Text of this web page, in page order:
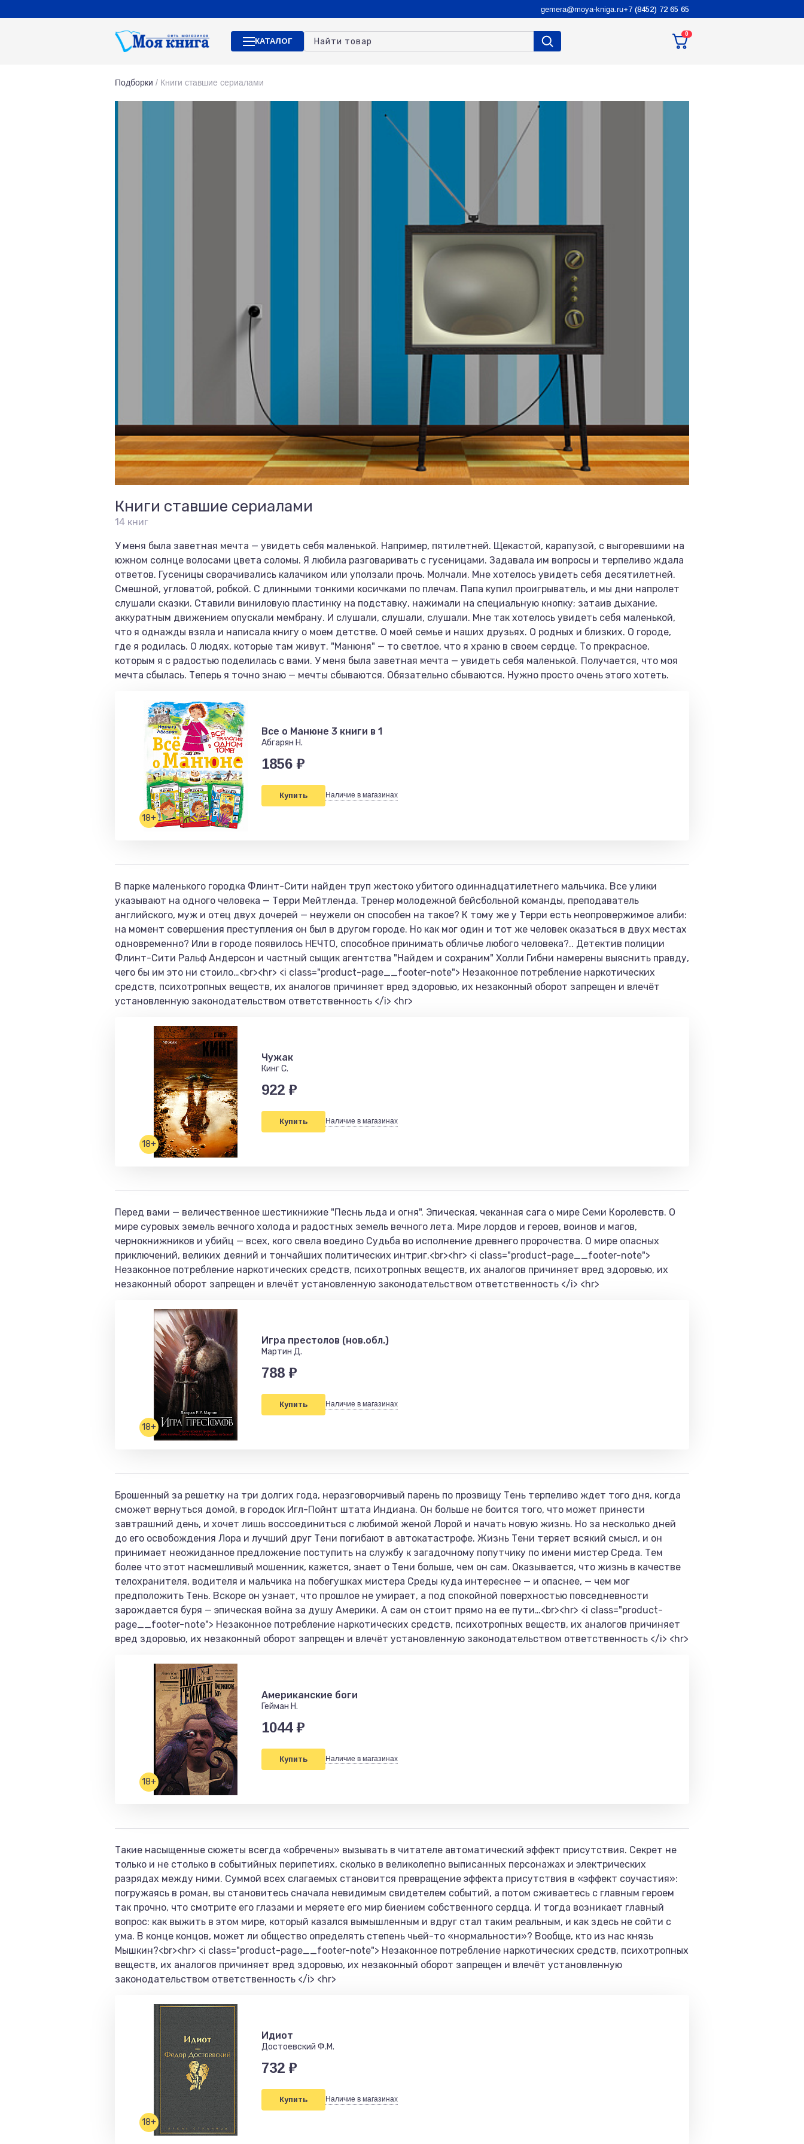
gemera@moya-kniga.ru+7 (8452) 72 65 65
КАТАЛОГ
0
Подборки / Книги ставшие сериалами
Книги ставшие сериалами
14 книг
У меня была заветная мечта — увидеть себя маленькой. Например, пятилетней. Щекастой, карапузой, с выгоревшими на
южном солнце волосами цвета соломы. Я любила разговаривать с гусеницами. Задавала им вопросы и терпеливо ждала
ответов. Гусеницы сворачивались калачиком или уползали прочь. Молчали. Мне хотелось увидеть себя десятилетней.
Смешной, угловатой, робкой. С длин­ными тонкими косичками по плечам. Папа купил проигрыватель, и мы дни на­пролет
слушали сказки. Ставили виниловую пластинку на подставку, нажимали на специальную кнопку; затаив дыхание,
аккуратным движением опускали мем­брану. И слушали, слушали, слушали. Мне так хотелось увидеть себя маленькой,
что я однажды взяла и написала кни­гу о моем детстве. О моей семье и наших друзьях. О родных и близких. О городе,
где я родилась. О людях, которые там живут. "Манюня" — то светлое, что я храню в своем сердце. То прекрасное,
которым я с радостью поделилась с вами. У меня была заветная мечта — увидеть себя маленькой. Получается, что моя
мечта сбылась. Теперь я точно знаю — мечты сбываются. Обязательно сбываются. Нужно просто очень этого хотеть.
18+
Все о Манюне 3 книги в 1
Абгарян Н.
1856 ₽
Купить Наличие в магазинах
В парке маленького городка Флинт-Сити найден труп жестоко убитого одиннадцатилетнего мальчика. Все улики
указывают на одного человека — Терри Мейтленда. Тренер молодежной бейсбольной команды, преподаватель
английского, муж и отец двух дочерей — неужели он способен на такое? К тому же у Терри есть неопровержимое алиби:
на момент совершения преступления он был в другом городе. Но как мог один и тот же человек оказаться в двух местах
одновременно? Или в городе появилось НЕЧТО, способное принимать обличье любого человека?.. Детектив полиции
Флинт-Сити Ральф Андерсон и частный сыщик агентства "Найдем и сохраним" Холли Гибни намерены выяснить правду,
чего бы им это ни стоило…<br><hr> <i class="product-page__footer-note"> Незаконное потребление наркотических
средств, психотропных веществ, их аналогов причиняет вред здоровью, их незаконный оборот запрещен и влечёт
установленную законодательством ответственность </i> <hr>
18+
Чужак
Кинг С.
922 ₽
Купить Наличие в магазинах
Перед вами — величественное шестикнижие "Песнь льда и огня". Эпическая, чеканная сага о мире Семи Королевств. О
мире суровых земель вечного холода и радостных земель вечного лета. Мире лордов и героев, воинов и магов,
чернокнижников и убийц — всех, кого свела воедино Судьба во исполнение древнего пророчества. О мире опасных
приключений, великих деяний и тончайших политических интриг.<br><hr> <i class="product-page__footer-note">
Незаконное потребление наркотических средств, психотропных веществ, их аналогов причиняет вред здоровью, их
незаконный оборот запрещен и влечёт установленную законодательством ответственность </i> <hr>
18+
Игра престолов (нов.обл.)
Мартин Д.
788 ₽
Купить Наличие в магазинах
Брошенный за решетку на три долгих года, неразговорчивый парень по прозвищу Тень терпеливо ждет того дня, когда
сможет вернуться домой, в городок Игл-Пойнт штата Индиана. Он больше не боится того, что может принести
завтрашний день, и хочет лишь воссоединиться с любимой женой Лорой и начать новую жизнь. Но за несколько дней
до его освобождения Лора и лучший друг Тени погибают в автокатастрофе. Жизнь Тени теряет всякий смысл, и он
принимает неожиданное предложение поступить на службу к загадочному попутчику по имени мистер Среда. Тем
более что этот насмешливый мошенник, кажется, знает о Тени больше, чем он сам. Оказывается, что жизнь в качестве
телохранителя, водителя и мальчика на побегушках мистера Среды куда интереснее — и опаснее, — чем мог
предположить Тень. Вскоре он узнает, что прошлое не умирает, а под спокойной поверхностью повседневности
зарождается буря — эпическая война за душу Америки. А сам он стоит прямо на ее пути…<br><hr> <i class="product-
page__footer-note"> Незаконное потребление наркотических средств, психотропных веществ, их аналогов причиняет
вред здоровью, их незаконный оборот запрещен и влечёт установленную законодательством ответственность </i> <hr>
18+
Американские боги
Гейман Н.
1044 ₽
Купить Наличие в магазинах
Такие насыщенные сюжеты всегда «обречены» вызывать в читателе автоматический эффект присутствия. Секрет не
только и не столько в событийных перипетиях, сколько в великолепно выписанных персонажах и электрических
разрядах между ними. Суммой всех слагаемых становится превращение эффекта присутствия в «эффект соучастия»:
погружаясь в роман, вы становитесь сначала невидимым свидетелем событий, а потом сживаетесь с главным героем
так прочно, что смотрите его глазами и меряете его мир биением собственного сердца. И тогда возникает главный
вопрос: как выжить в этом мире, который казался вымышленным и вдруг стал таким реальным, и как здесь не сойти с
ума. В конце концов, может ли общество определять степень чьей-то «нормальности»? Вообще, кто из нас князь
Мышкин?<br><hr> <i class="product-page__footer-note"> Незаконное потребление наркотических средств, психотропных
веществ, их аналогов причиняет вред здоровью, их незаконный оборот запрещен и влечёт установленную
законодательством ответственность </i> <hr>
18+
Идиот
Достоевский Ф.М.
732 ₽
Купить Наличие в магазинах